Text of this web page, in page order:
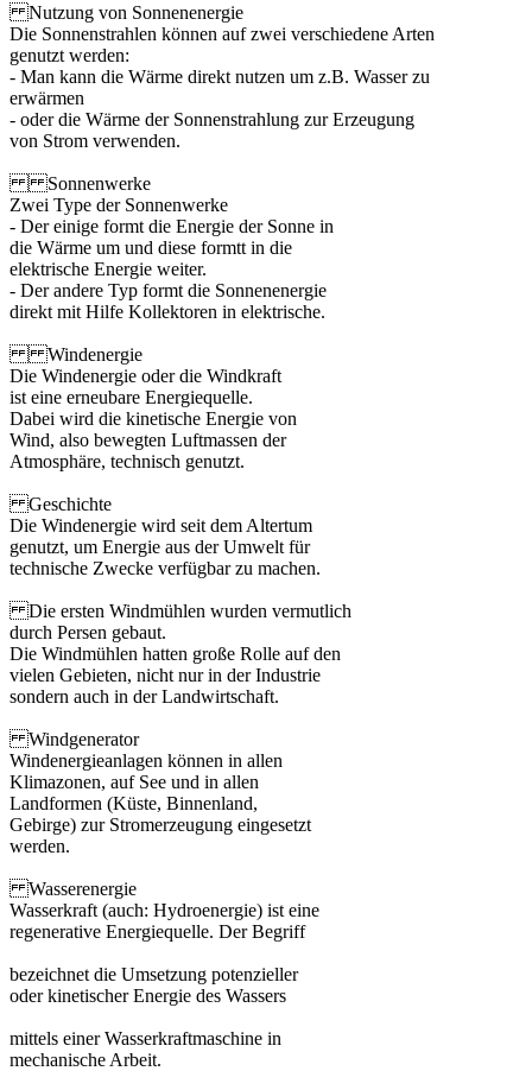
Nutzung von Sonnenenergie
Die Sonnenstrahlen können auf zwei verschiedene Arten
genutzt werden:
- Man kann die Wärme direkt nutzen um z.B. Wasser zu
erwärmen
- oder die Wärme der Sonnenstrahlung zur Erzeugung
von Strom verwenden.
Sonnenwerke
Zwei Type der Sonnenwerke
- Der einige formt die Energie der Sonne in
die Wärme um und diese formtt in die
elektrische Energie weiter.
- Der andere Typ formt die Sonnenenergie
direkt mit Hilfe Kollektoren in elektrische.
Windenergie
Die Windenergie oder die Windkraft
ist eine erneubare Energiequelle.
Dabei wird die kinetische Energie von
Wind, also bewegten Luftmassen der
Atmosphäre, technisch genutzt.
Geschichte
Die Windenergie wird seit dem Altertum
genutzt, um Energie aus der Umwelt für
technische Zwecke verfügbar zu machen.
Die ersten Windmühlen wurden vermutlich
durch Persen gebaut.
Die Windmühlen hatten große Rolle auf den
vielen Gebieten, nicht nur in der Industrie
sondern auch in der Landwirtschaft.
Windgenerator
Windenergieanlagen können in allen
Klimazonen, auf See und in allen
Landformen (Küste, Binnenland,
Gebirge) zur Stromerzeugung eingesetzt
werden.
Wasserenergie
Wasserkraft (auch: Hydroenergie) ist eine
regenerative Energiequelle. Der Begriff
bezeichnet die Umsetzung potenzieller
oder kinetischer Energie des Wassers
mittels einer Wasserkraftmaschine in
mechanische Arbeit.